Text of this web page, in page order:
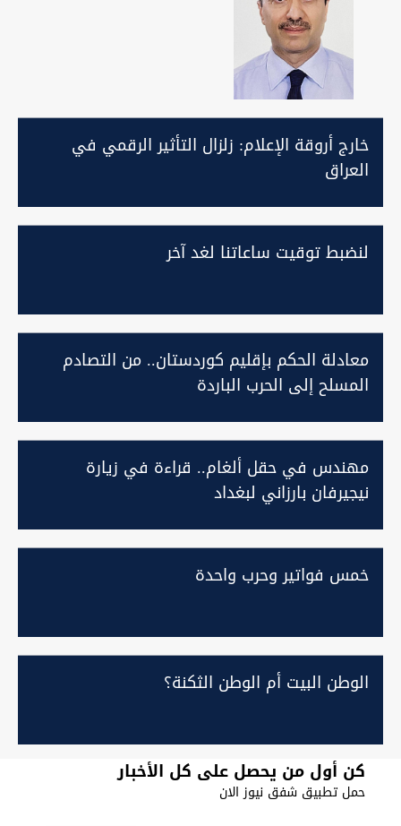
خارج أروقة الإعلام: زلزال التأثير الرقمي في
العراق
لنضبط توقيت ساعاتنا لغد آخر
معادلة الحكم بإقليم كوردستان.. من التصادم
المسلح إلى الحرب الباردة
مهندس في حقل ألغام.. قراءة في زيارة
نيجيرفان بارزاني لبغداد
خمس فواتير وحرب واحدة
الوطن البيت أم الوطن الثكنة؟
كن أول من يحصل على كل الأخبار
حمل تطبيق شفق نيوز الان